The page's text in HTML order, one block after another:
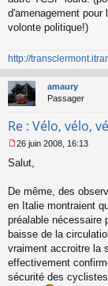
d'amenagement
volonte politique!)
http://
amaury
Passager
Re : Vélo, vélo,
e
s
g
e
n
o
n
l
u
26 juin 2008, 16:13
Salut,
De même, des
en Italie montraient
préalable nécessaire
baisse de la
vraiment accroitre la
effectivement
sécurité des